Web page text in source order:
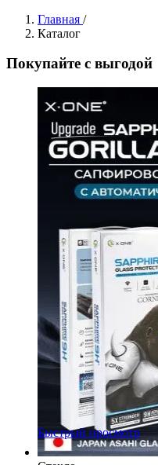
Главная /
Каталог
Покупайте с выгодой
Быстрый просмотр